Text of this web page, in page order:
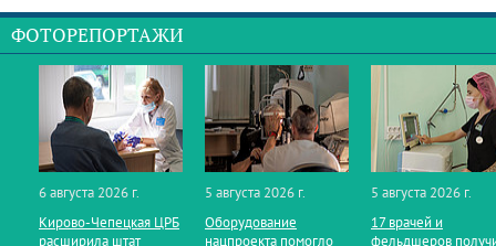
ФОТОРЕПОРТАЖИ
6 августа 2026 г.
Кирово‑Чепецкая ЦРБ
расширила штат
5 августа 2026 г.
Оборудование
нацпроекта помогло
5 августа 2026 г.
17 врачей и
фельдшеров